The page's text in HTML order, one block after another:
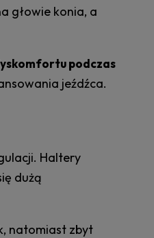
głowie konia, a
podczas
jeźdźca.
Haltery
dużą
natomiast zbyt